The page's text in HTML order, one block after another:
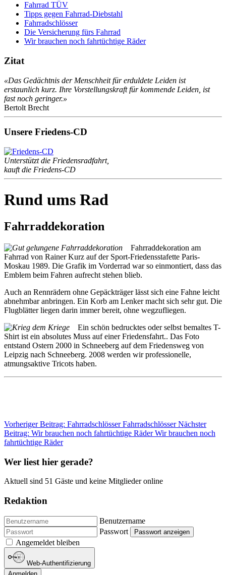
Fahrrad TÜV
Tipps gegen Fahrrad-Diebstahl
Fahrradschlösser
Die Versicherung fürs Fahrrad
Wir brauchen noch fahrtüchtige Räder
Zitat
«Das Gedächtnis der Menschheit für erduldete Leiden ist
erstaunlich kurz. Ihre Vorstellungskraft für kommende Leiden, ist
fast noch geringer.»
Bertolt Brecht
Unsere Friedens-CD
Unterstützt die Friedensradfahrt,
kauft die Friedens-CD
Rund ums Rad
Fahrraddekoration
Fahrraddekoration am
Fahrrad von Rainer Kurz auf der Sport-Friedensstafette Paris-
Moskau 1989. Die Grafik im Vorderrad war so einmontiert, dass das
Emblem beim Fahren aufrecht stehen blieb.
Auch an Rennrädern ohne Gepäckträger lässt sich eine Fahne leicht
abnehmbar anbringen. Ein Korb am Lenker macht sich sehr gut. Die
Flugblätter liegen darin immer bereit, ohne wegzufliegen.
Ein schön bedrucktes oder selbst bemaltes T-
Shirt ist ein absolutes Muss auf einer Friedensfahrt.. Das Foto
entstand Ostern 2000 in Schneeberg auf dem Friedensweg von
Leipzig nach Schneeberg. 2008 werden wir professionelle,
atmungsaktive Tricots haben.
Vorheriger Beitrag: FahrradschlösserFahrradschlösser Nächster
Beitrag: Wir brauchen noch fahrtüchtige RäderWir brauchen noch
fahrtüchtige Räder
Wer liest hier gerade?
Aktuell sind 51 Gäste und keine Mitglieder online
Redaktion
Benutzername
Passwort
Passwort anzeigen
Angemeldet bleiben
Web-Authentifizierung